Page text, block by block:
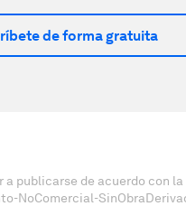
de forma gratuita
publicarse de acuerdo con
NoComercial-